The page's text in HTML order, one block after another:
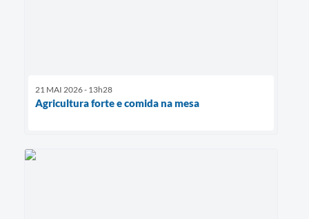
21 MAI 2026 - 13h28
Agricultura forte e comida na mesa